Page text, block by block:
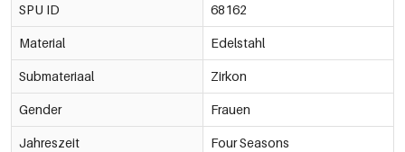
SPU ID 68162
Material Edelstahl
Submateriaal Zirkon
Gender Frauen
Jahreszeit Four Seasons